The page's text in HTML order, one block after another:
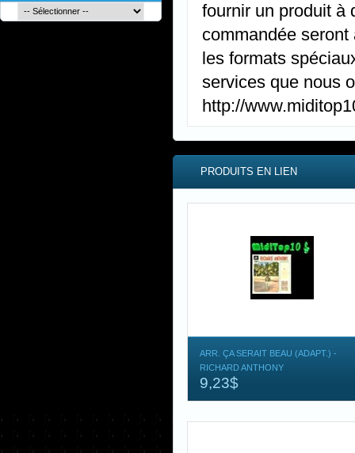
fournir un produit à
commandée
les formats
services que nous
http://
PRODUITS EN LIEN
ARR. ÇA SERAIT BEAU (ADAPT.) -
RICHARD ANTHONY
9,23$